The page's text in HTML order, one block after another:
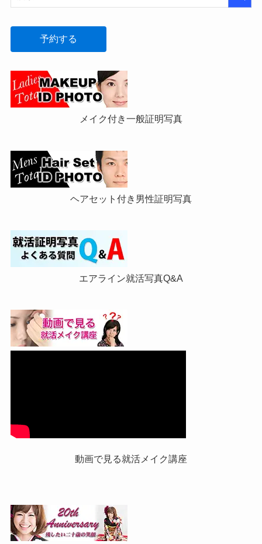
予約する
メイク付き一般証明写真
ヘアセット付き男性証明写真
エアライン就活写真Q&A
動画で見る就活メイク講座